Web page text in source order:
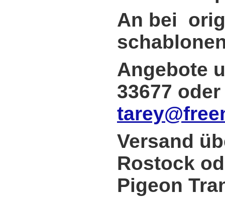
An bei
Angebote
33677
Versand
Rostock
Pigeon